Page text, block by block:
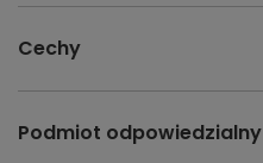
Cechy
Podmiot odpowiedzialny